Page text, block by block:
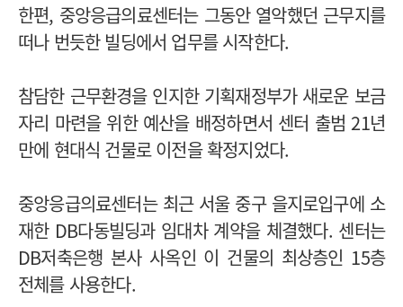
한편, 중앙응급의료센터는 그동안 열악했던 근무지를
떠나 번듯한 빌딩에서 업무를 시작한다.
참담한 근무환경을 인지한 기획재정부가 새로운 보금
자리 마련을 위한 예산을 배정하면서 센터 출범 21년
만에 현대식 건물로 이전을 확정지었다.
중앙응급의료센터는 최근 서울 중구 을지로입구에 소
재한 DB다동빌딩과 임대차 계약을 체결했다. 센터는
DB저축은행 본사 사옥인 이 건물의 최상층인 15층
전체를 사용한다.